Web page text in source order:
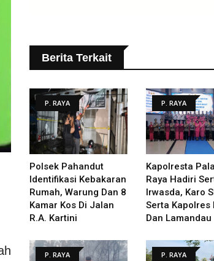
Berita Terkait
P. RAYA
Polsek Pahandut
Identifikasi Kebakaran
Rumah, Warung Dan 8
Kamar Kos Di Jalan
R.A. Kartini
P. RAYA
Kapolresta
Raya Hadiri
Irwasda, Karo
Serta Kapolres
Dan Lamandau
P. RAYA P. RAYA